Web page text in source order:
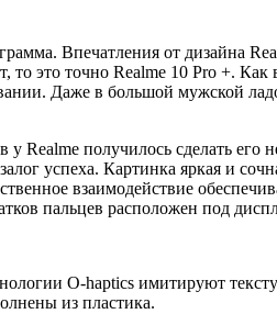
Впечатления от дизайна
точно Realme 10 Pro +. Как
Даже в большой мужской
Realme получилось сделать
успеха. Картинка яркая и
взаимодействие
пальцев расположен под
O-haptics имитируют
из пластика.